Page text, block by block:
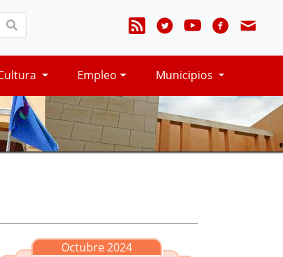
Empleo Municipios
Octubre 2024